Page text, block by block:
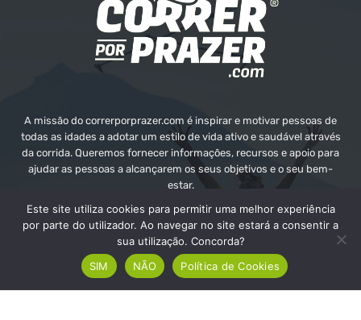
A missão do correrporprazer.com é inspirar e motivar pessoas de
todas as idades a adotar um estilo de vida ativo e saudável através
da corrida. Queremos fornecer informações, recursos e apoio para
ajudar as pessoas a alcançarem os seus objetivos e o seu bem-
estar.
Contate-nos:info@correrporprazer.com
Este site utiliza cookies para permitir uma melhor experiência
por parte do utilizador. Ao navegar no site estará a consentir a
sua utilização. Concorda?
SIM
NÃO Política de Cookies